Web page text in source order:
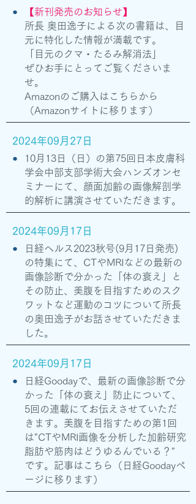
【新刊発売のお知らせ】
所長 奥田逸子による次の書籍は、目
元に特化した情報が満載です。
「目元のクマ・たるみ解消法」
ぜひお手にとってご覧くださいま
せ。
​Amazonのご購入は こちらから
（Amazonサイトに移ります）
●
2024年09月27日
10月13日（日）の第75回日本皮膚科
学会中部支部学術大会ハンズオンセ
ミナーにて、顔面加齢の画像解剖学
的解析に講演させていただきます。
●
2024年09月17日
日経ヘルス2023秋号(9月17日発売)
の特集にて、CTやMRIなどの最新の
画像診断で分かった「体の衰え」と
その防止、美腹を目指すためのスク
ワットなど運動のコツについて所長
の奥田逸子がお話させていただきま
した。
●
2024年09月17日
日経Goodayで、最新の画像診断で分
かった「体の衰え」防止について、
5回の連載にてお伝えさせていただ
きます。美腹を目指すための第1回
は"CTやMRI画像を分析した加齢研究
脂肪や筋肉はどうゆるんでいる？"
です。記事は こちら
（日経Goodayペ
ージに移ります）
●